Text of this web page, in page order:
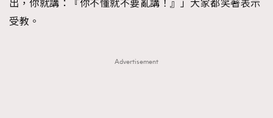
出，你就講：『你不懂就不要亂講！』」大家都笑著表示
受教。
Advertisement